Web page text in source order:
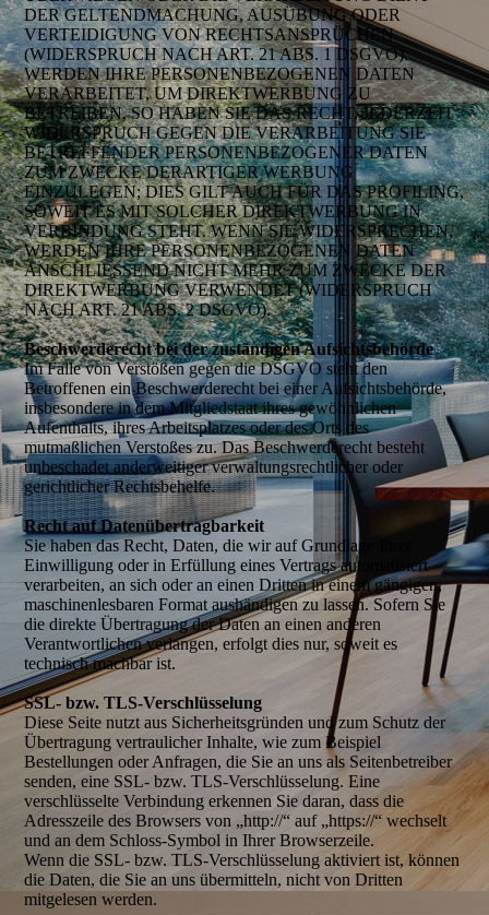
DER GELTENDMACHUNG, AUSÜBUNG ODER
VERTEIDIGUNG VON RECHTSANSPRÜCHEN
(WIDERSPRUCH NACH ART. 21 ABS. 1 DSGVO).
WERDEN IHRE PERSONENBEZOGENEN DATEN
VERARBEITET, UM DIREKTWERBUNG ZU
BETREIBEN, SO HABEN SIE DAS RECHT, JEDERZEIT
WIDERSPRUCH GEGEN DIE VERARBEITUNG SIE
BETREFFENDER PERSONENBEZOGENER DATEN
ZUM ZWECKE DERARTIGER WERBUNG
EINZULEGEN; DIES GILT AUCH FÜR DAS PROFILING,
SOWEIT ES MIT SOLCHER DIREKTWERBUNG IN
VERBINDUNG STEHT. WENN SIE WIDERSPRECHEN,
WERDEN IHRE PERSONENBEZOGENEN DATEN
ANSCHLIESSEND NICHT MEHR ZUM ZWECKE DER
DIREKTWERBUNG VERWENDET (WIDERSPRUCH
NACH ART. 21 ABS. 2 DSGVO).
Beschwerderecht bei der zuständigen Aufsichtsbehörde
Im Falle von Verstößen gegen die DSGVO steht den
Betroffenen ein Beschwerderecht bei einer Aufsichtsbehörde,
insbesondere in dem Mitgliedstaat ihres gewöhnlichen
Aufenthalts, ihres Arbeitsplatzes oder des Orts des
mutmaßlichen Verstoßes zu. Das Beschwerderecht besteht
unbeschadet anderweitiger verwaltungsrechtlicher oder
gerichtlicher Rechtsbehelfe.
Recht auf Datenübertragbarkeit
Sie haben das Recht, Daten, die wir auf Grundlage Ihrer
Einwilligung oder in Erfüllung eines Vertrags automatisiert
verarbeiten, an sich oder an einen Dritten in einem gängigen,
maschinenlesbaren Format aushändigen zu lassen. Sofern Sie
die direkte Übertragung der Daten an einen anderen
Verantwortlichen verlangen, erfolgt dies nur, soweit es
technisch machbar ist.
SSL- bzw. TLS-Verschlüsselung
Diese Seite nutzt aus Sicherheitsgründen und zum Schutz der
Übertragung vertraulicher Inhalte, wie zum Beispiel
Bestellungen oder Anfragen, die Sie an uns als Seitenbetreiber
senden, eine SSL- bzw. TLS-Verschlüsselung. Eine
verschlüsselte Verbindung erkennen Sie daran, dass die
Adresszeile des Browsers von „http://“ auf „https://“ wechselt
und an dem Schloss-Symbol in Ihrer Browserzeile.
Wenn die SSL- bzw. TLS-Verschlüsselung aktiviert ist, können
die Daten, die Sie an uns übermitteln, nicht von Dritten
mitgelesen werden.